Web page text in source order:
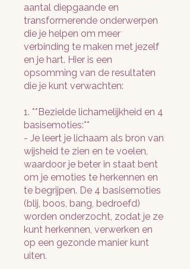
aantal diepgaande en
transformerende onderwerpen
die je helpen om meer
verbinding te maken met jezelf
en je hart. Hier is een
opsomming van de resultaten
die je kunt verwachten:
1. **Bezielde lichamelijkheid en 4
basisemoties:**
- Je leert je lichaam als bron van
wijsheid te zien en te voelen,
waardoor je beter in staat bent
om je emoties te herkennen en
te begrijpen. De 4 basisemoties
(blij, boos, bang, bedroefd)
worden onderzocht, zodat je ze
kunt herkennen, verwerken en
op een gezonde manier kunt
uiten.